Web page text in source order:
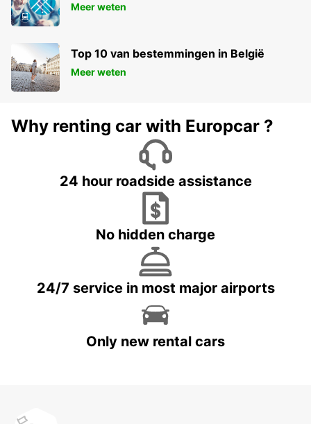
Meer weten
Top 10 van bestemmingen in België
Meer weten
Why renting car with Europcar ?
24 hour roadside assistance
No hidden charge
24/7 service in most major airports
Only new rental cars